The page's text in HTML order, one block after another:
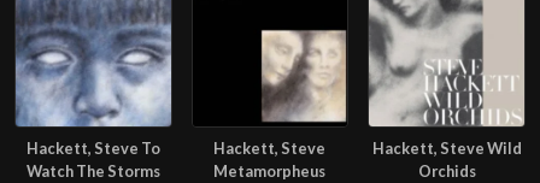
Hackett, Steve To
Watch The Storms
Hackett, Steve
Metamorpheus
Hackett, Steve Wild
Orchids